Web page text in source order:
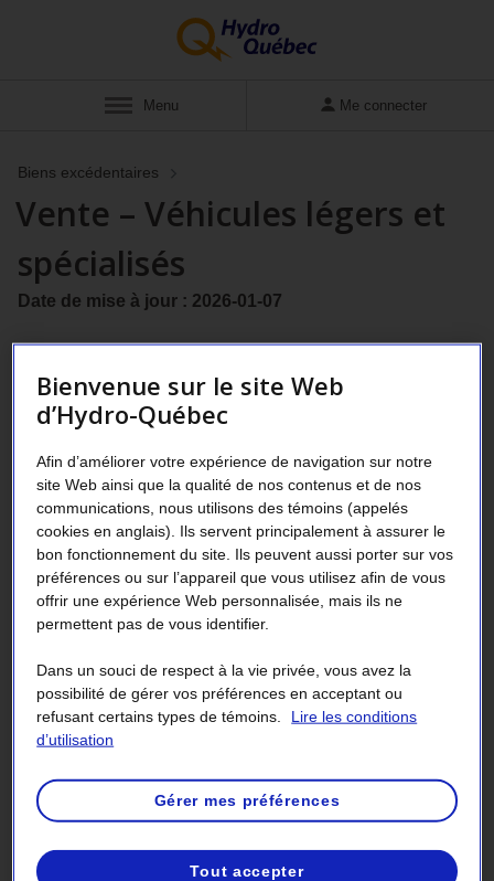
Menu Me connecter
Biens excédentaires
Vente – Véhicules légers et
spécialisés
Date de mise à jour : 2026-01-07
Description
Les véhicules sont vendus aux enchères par des
entreprises partenaires.
Conditions
Automobiles, camions légers, camions
de gamme moyenne, motoneiges,
véhicules tout-terrain
Pour acheter ce type de véhicules, communiquez avec les
entreprises partenaires indiquées ci-dessous. Le grand
public n'a pas accès à ces ventes aux enchères. Seules
peuvent y assister.
Bienvenue sur le site Web
d’Hydro-Québec
Afin d’améliorer votre expérience de navigation sur notre
site Web ainsi que la qualité de nos contenus et de nos
communications, nous utilisons des témoins (appelés
cookies en anglais). Ils servent principalement à assurer le
bon fonctionnement du site. Ils peuvent aussi porter sur vos
préférences ou sur l’appareil que vous utilisez afin de vous
offrir une expérience Web personnalisée, mais ils ne
permettent pas de vous identifier.
Dans un souci de respect à la vie privée, vous avez la
possibilité de gérer vos préférences en acceptant ou
refusant certains types de témoins.
Lire les conditions
d’utilisation
Gérer mes préférences
Tout accepter